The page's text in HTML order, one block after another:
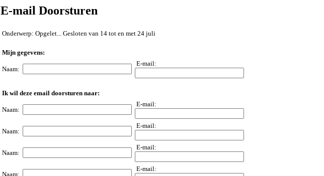
E-mail Doorsturen
Onderwerp: Opgelet... Gesloten van 14 tot en met 24 juli
Mijn gegevens:
Naam:
E-mail:
Ik wil deze email doorsturen naar:
Naam:
E-mail:
Naam:
E-mail:
Naam:
E-mail:
Naam:
E-mail: